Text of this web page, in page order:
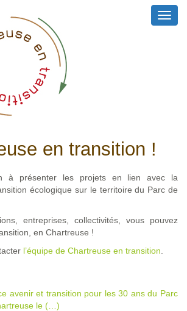
en transition !
à présenter les projets en lien avec la
écologique sur le territoire du Parc de
entreprises, collectivités, vous pouvez
en Chartreuse !
l’équipe de Chartreuse en transition
avenir et transition pour les 30 ans du Parc
le (…)